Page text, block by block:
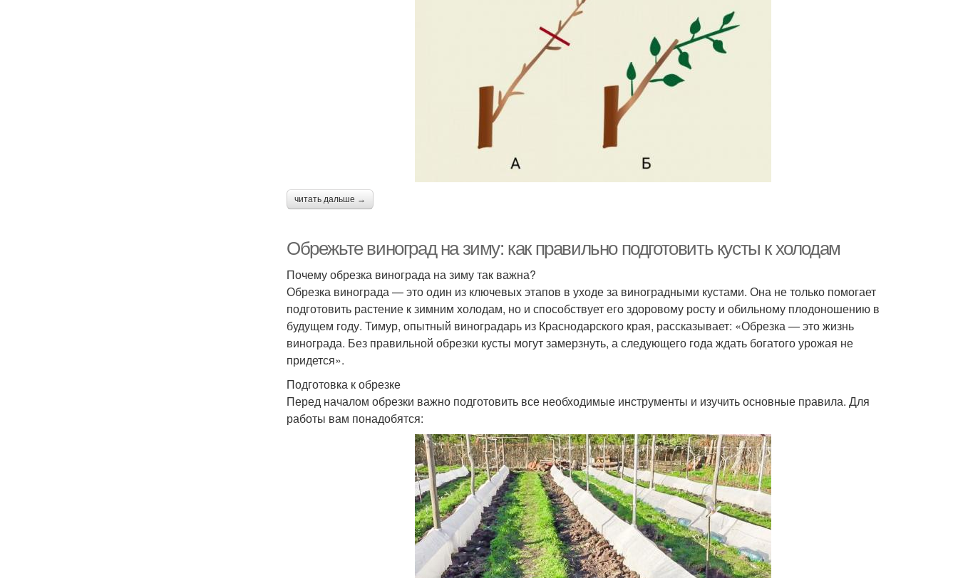
читать дальше →
Обрежьте виноград на зиму: как правильно подготовить кусты к холодам
Почему обрезка винограда на зиму так важна?
Обрезка винограда — это один из ключевых этапов в уходе за виноградными кустами. Она не только помогает
подготовить растение к зимним холодам, но и способствует его здоровому росту и обильному плодоношению в
будущем году. Тимур, опытный виноградарь из Краснодарского края, рассказывает: «Обрезка — это жизнь
винограда. Без правильной обрезки кусты могут замерзнуть, а следующего года ждать богатого урожая не
придется».
Подготовка к обрезке
Перед началом обрезки важно подготовить все необходимые инструменты и изучить основные правила. Для
работы вам понадобятся: